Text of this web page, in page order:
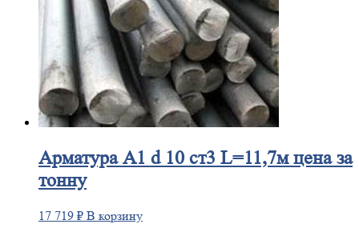
АрматураА1 d 10 ст3 L=11,7м цена за
тонну
17 719 ₽ В корзину